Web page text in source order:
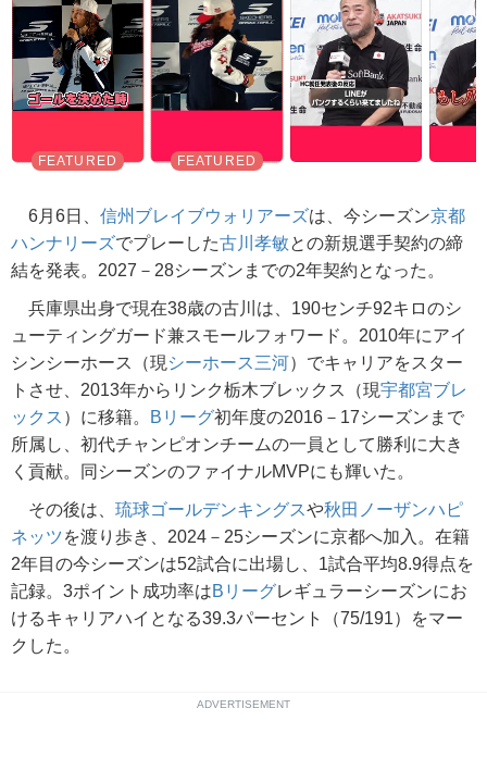
6月6日、 信州ブレイブウォリアーズは、今シーズン京都
ハンナリーズでプレーした古川孝敏との新規選手契約の締
結を発表。2027－28シーズンまでの2年契約となった。
兵庫県出身で現在38歳の古川は、190センチ92キロのシ
ューティングガード兼スモールフォワード。2010年にアイ
シンシーホース（現 シーホース三河）でキャリアをスター
トさせ、2013年からリンク栃木ブレックス（現宇都宮ブレ
ックス ）に移籍。 Bリーグ初年度の2016－17シーズンまで
所属し、初代チャンピオンチームの一員として勝利に大き
く貢献。同シーズンのファイナルMVPにも輝いた。
その後は、 琉球ゴールデンキングスや秋田ノーザンハピ
ネッツを渡り歩き、2024－25シーズンに京都へ加入。在籍
2年目の今シーズンは52試合に出場し、1試合平均8.9得点を
記録。3ポイント成功率はBリーグレギュラーシーズンにお
けるキャリアハイとなる39.3パーセント（75/191）をマー
クした。
ADVERTISEMENT